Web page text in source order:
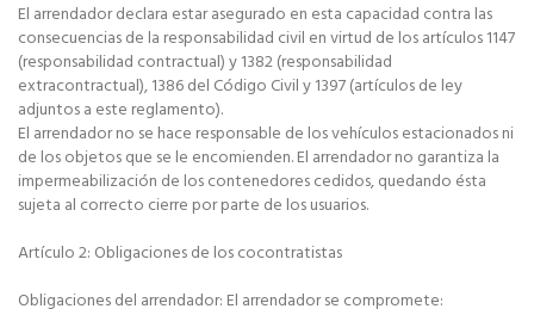
El arrendador declara estar asegurado en esta capacidad contra las
consecuencias de la responsabilidad civil en virtud de los artículos 1147
(responsabilidad contractual) y 1382 (responsabilidad
extracontractual), 1386 del Código Civil y 1397 (artículos de ley
adjuntos a este reglamento).
El arrendador no se hace responsable de los vehículos estacionados ni
de los objetos que se le encomienden. El arrendador no garantiza la
impermeabilización de los contenedores cedidos, quedando ésta
sujeta al correcto cierre por parte de los usuarios.
Artículo 2: Obligaciones de los cocontratistas
Obligaciones del arrendador: El arrendador se compromete: